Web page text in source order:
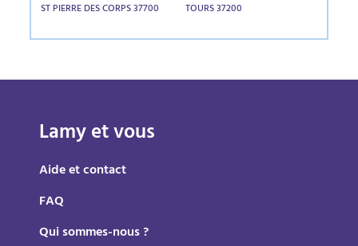
ST PIERRE DES CORPS 37700
TOURS 37200
Lamy et vous
Aide et contact
FAQ
Qui sommes-nous ?